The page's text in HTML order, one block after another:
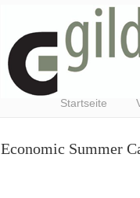
Startseite
Economic Summer